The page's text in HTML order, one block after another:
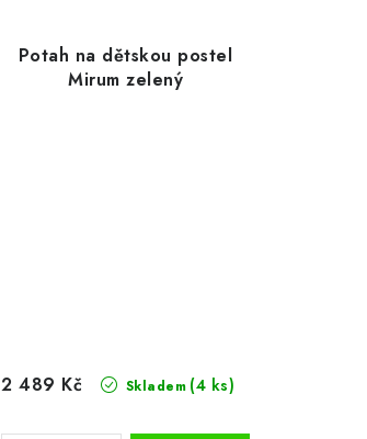
Potah na dětskou postel
Mirum zelený
Skladem (4 ks)
2 489 Kč